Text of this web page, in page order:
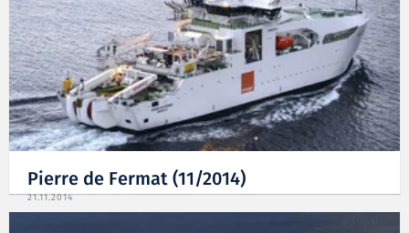
Pierre de Fermat (11/2014)
21.11.2014